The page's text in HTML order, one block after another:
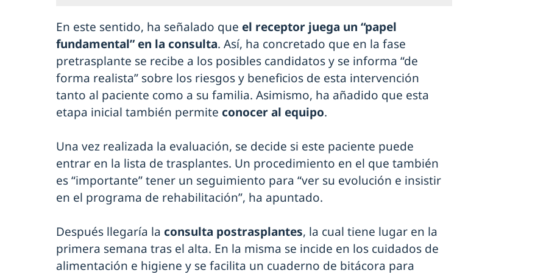
En este sentido, ha señalado que el receptor juega un “papel
fundamental” en la consulta. Así, ha concretado que en la fase
pretrasplante se recibe a los posibles candidatos y se informa “de
forma realista” sobre los riesgos y beneficios de esta intervención
tanto al paciente como a su familia. Asimismo, ha añadido que esta
etapa inicial también permite conocer al equipo.
Una vez realizada la evaluación, se decide si este paciente puede
entrar en la lista de trasplantes. Un procedimiento en el que también
es “importante” tener un seguimiento para “ver su evolución e insistir
en el programa de rehabilitación”, ha apuntado.
Después llegaría la consulta postrasplantes, la cual tiene lugar en la
primera semana tras el alta. En la misma se incide en los cuidados de
alimentación e higiene y se facilita un cuaderno de bitácora para